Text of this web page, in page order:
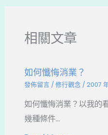
o
k
相關文章
如何懺悔消業？
發佈留言 / 修行觀念 / 2007
如何懺悔消業？以我的
幾種條件...